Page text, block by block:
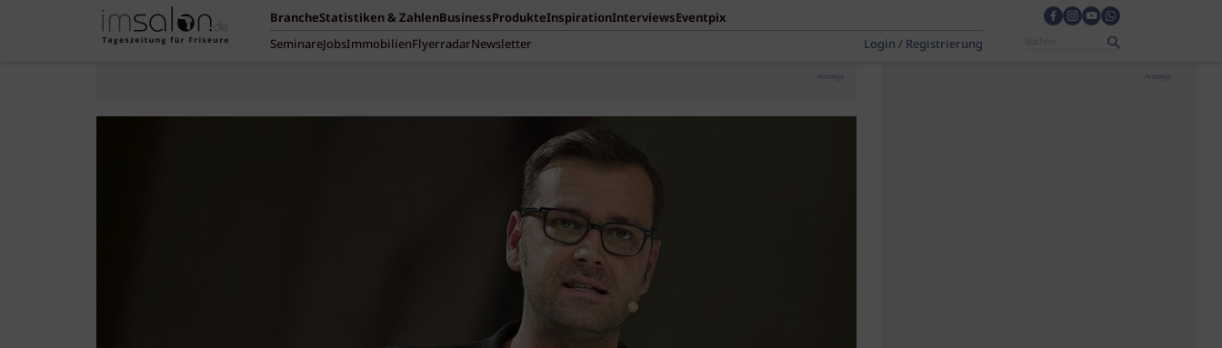
BrancheStatistiken & ZahlenBusinessProdukteInspirationInterviewsEventpix
SeminareJobsImmobilienFlyerradarNewsletter Login / Registrierung
Anzeige Anzeige